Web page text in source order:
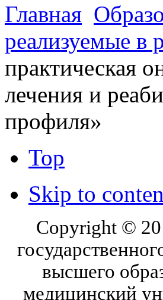
Главная
реализуемые
практическая
лечения и
профиля»
Top
Skip to
Copyright ©
высшего
медицинский